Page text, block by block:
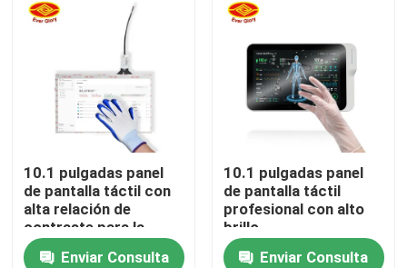
Inicio
Productos
10.1 pulgadas panel
de pantalla táctil con
alta relación de
contraste para la
señal de entrada USB
Enviar Consulta
10.1 pulgadas panel
de pantalla táctil
profesional con alto
brillo
Enviar Consulta